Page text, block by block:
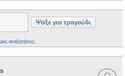
αναζητήσεις;